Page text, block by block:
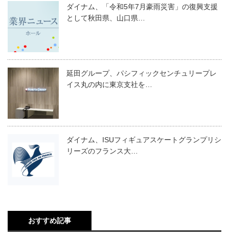
ダイナム、「令和5年7月豪雨災害」の復興支援
として秋田県、山口県…
延田グループ、パシフィックセンチュリープレ
イス丸の内に東京支社を…
ダイナム、ISUフィギュアスケートグランプリシ
リーズのフランス大…
おすすめ記事